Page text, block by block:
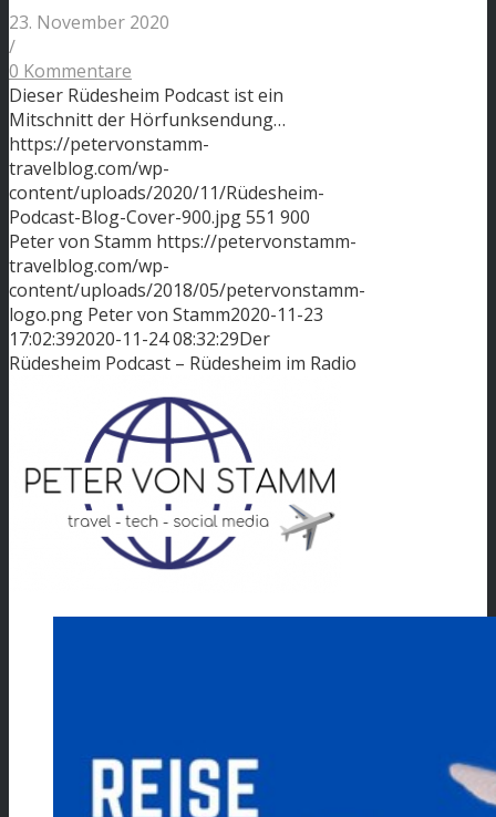
23. November 2020
/
0 Kommentare
Dieser Rüdesheim Podcast ist ein
Mitschnitt der Hörfunksendung…
https://petervonstamm-
travelblog.com/wp-
content/uploads/2020/11/Rüdesheim-
Podcast-Blog-Cover-900.jpg551 900
Peter von Stamm https://petervonstamm-
travelblog.com/wp-
content/uploads/2018/05/petervonstamm-
logo.png Peter von Stamm2020-11-23
17:02:392020-11-24 08:32:29Der
Rüdesheim Podcast – Rüdesheim im Radio